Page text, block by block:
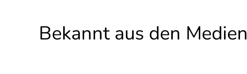
Bekannt aus den Medien